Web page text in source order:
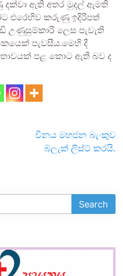
ඇති අතර මුදල් ඇමති
එරෙහිව කරුණු ඉදිරිපත්
උණුසුම්කාරි ලෙස පැවැති
පැවසීය.මෙහි දී
පළ කොට ඇති බව ද
චීනය මහජන බැංකුව
බ්ලැක් ලිස්ට් කරයි.